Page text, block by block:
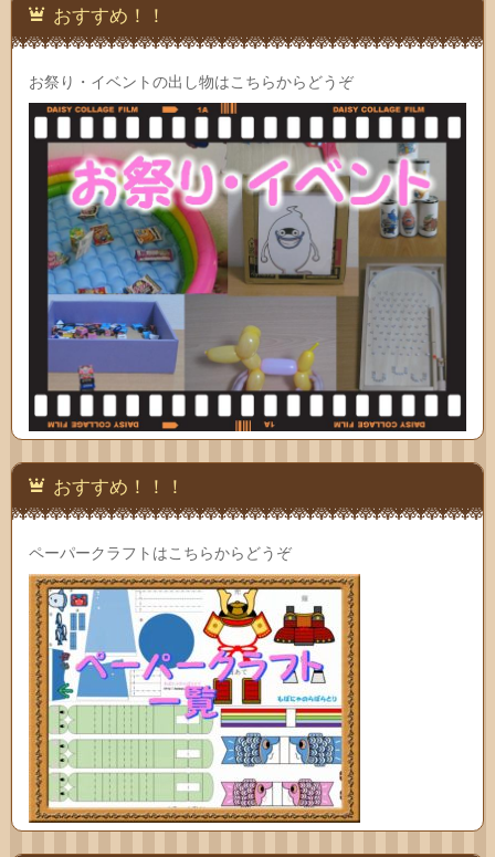
おすすめ！！
お祭り・イベントの出し物はこちらからどうぞ
おすすめ！！！
ペーパークラフトはこちらからどうぞ